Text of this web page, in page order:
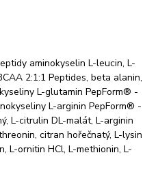
aminokyselin L-leucin, L-
2:1:1 Peptides, beta alanin,
L-glutamin PepForm® -
L-arginin PepForm® -
L-citrulin DL-malát, L-arginin
citran hořečnatý, L-lysin
L-ornitin HCl, L-methionin, L-